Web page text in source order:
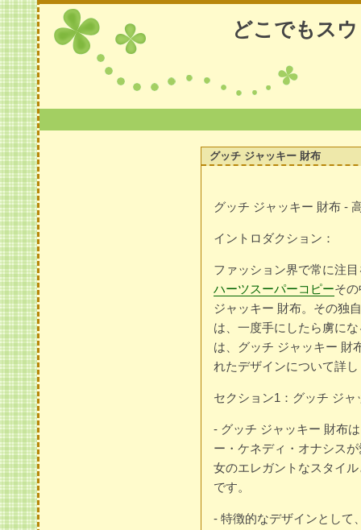
どこでもス
グッチ ジャッキー 財布
グッチ ジャッキー 財布 -
イントロダクション：
ファッション界で常に注
ハーツスーパーコピーそ
ジャッキー 財布。その独
は、一度手にしたら虜に
は、グッチ ジャッキー 財
れたデザインについて詳
セクション1：グッチ ジ
- グッチ ジャッキー 財布
ー・ケネディ・オナシス
女のエレガントなスタイ
です。
- 特徴的なデザインとして